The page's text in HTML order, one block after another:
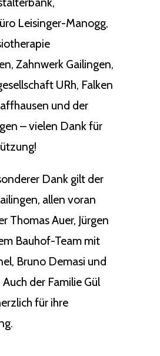
Leisinger-Manogg,
Zahnwerk Gailingen,
URh, Falken
und der
– vielen Dank für
Dank gilt der
allen voran
Thomas Auer, Jürgen
Bauhof-Team mit
Bruno Demasi und
Auch der Familie Gül
für ihre